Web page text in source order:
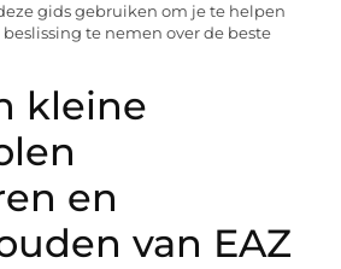
gids gebruiken om je te helpen
te nemen over de beste
kleine
en
van EAZ